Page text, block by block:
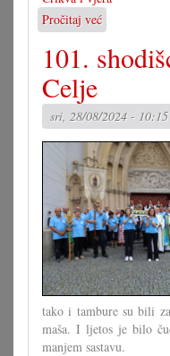
Pročitaj već
Rekordno
shodišće
u
101.
Celje
sri, 28/08/2024 - 10:15
tako i tambure su bili
maša. I ljetos je bilo
manjem sastavu.